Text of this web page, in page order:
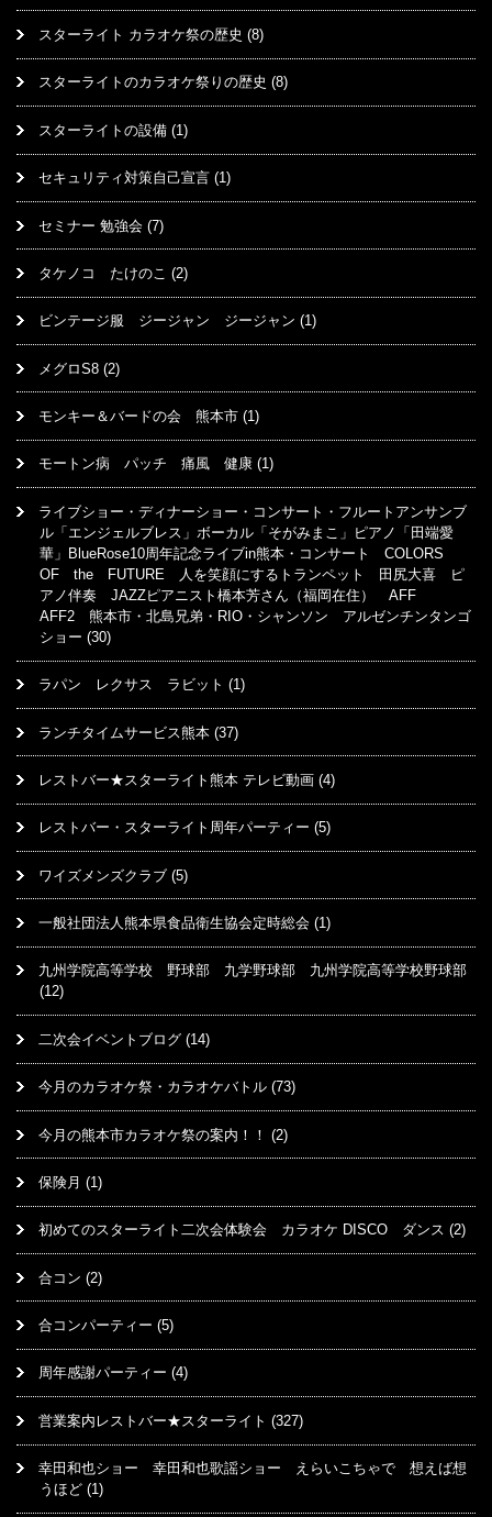
スターライト カラオケ祭の歴史 (8)
スターライトのカラオケ祭りの歴史 (8)
スターライトの設備 (1)
セキュリティ対策自己宣言 (1)
セミナー 勉強会 (7)
タケノコ たけのこ (2)
ビンテージ服 ジージャン ジージャン (1)
メグロS8 (2)
モンキー＆バードの会 熊本市 (1)
モートン病 パッチ 痛風 健康 (1)
ライブショー・ディナーショー・コンサート・フルートアンサンブ
ル「エンジェルブレス」ボーカル「そがみまこ」ピアノ「田端愛
華」BlueRose10周年記念ライブin熊本・コンサート COLORS
OF the FUTURE 人を笑顔にするトランペット 田尻大喜 ピ
アノ伴奏 JAZZピアニスト橋本芳さん（福岡在住） AFF
AFF2 熊本市・北島兄弟・RIO・シャンソン アルゼンチンタンゴ
ショー (30)
ラパン レクサス ラビット (1)
ランチタイムサービス熊本 (37)
レストバー★スターライト熊本 テレビ動画 (4)
レストバー・スターライト周年パーティー (5)
ワイズメンズクラブ (5)
一般社団法人熊本県食品衛生協会定時総会 (1)
九州学院高等学校 野球部 九学野球部 九州学院高等学校野球部
(12)
二次会イベントブログ (14)
今月のカラオケ祭・カラオケバトル (73)
今月の熊本市カラオケ祭の案内！！ (2)
保険月 (1)
初めてのスターライト二次会体験会 カラオケ DISCO ダンス (2)
合コン (2)
合コンパーティー (5)
周年感謝パーティー (4)
営業案内レストバー★スターライト (327)
幸田和也ショー 幸田和也歌謡ショー えらいこちゃで 想えば想
うほど (1)